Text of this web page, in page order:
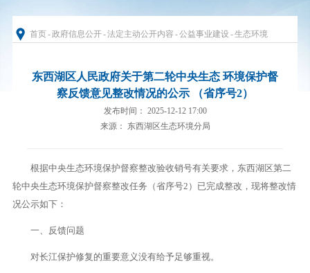
首页-政府信息公开-法定主动公开内容 -公益事业建设 -生态环境
东西湖区人民政府关于第二轮中央生态 环境保护督
察反馈意见整改情况的公示 （省序号2）
发布时间： 2025-12-12 17:00
来源： 东西湖区生态环境分局
根据中央生态环境保护督察整改验收销号有关要求，东西湖区第二
轮中央生态环境保护督察整改任务（省序号2）已完成整改，现将整改情
况公示如下：
一、反馈问题
对长江保护修复的重要意义没有给予足够重视。